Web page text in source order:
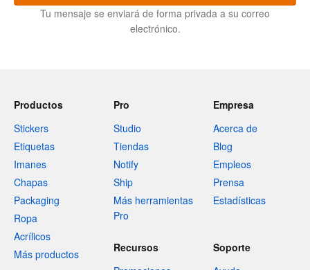
Tu mensaje se enviará de forma privada a su correo
electrónico.
Productos
Stickers
Etiquetas
Imanes
Chapas
Packaging
Ropa
Acrílicos
Más productos
Pro
Studio
Tiendas
Notify
Ship
Más herramientas
Pro
Empresa
Acerca de
Blog
Empleos
Prensa
Estadísticas
Recursos
Soporte